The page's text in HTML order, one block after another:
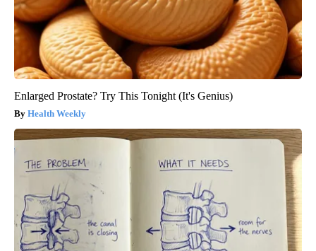
Enlarged Prostate? Try This Tonight (It's Genius)
Health Weekly